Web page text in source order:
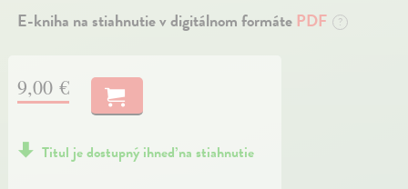
E-kniha na stiahnutie v digitálnom formáte PDF ?
9,00 €
Titul je dostupný ihneď na stiahnutie